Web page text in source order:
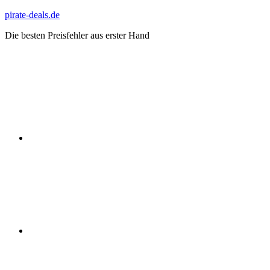
Zum
springen
pirate-deals.de
Die besten Preisfehler aus erster Hand